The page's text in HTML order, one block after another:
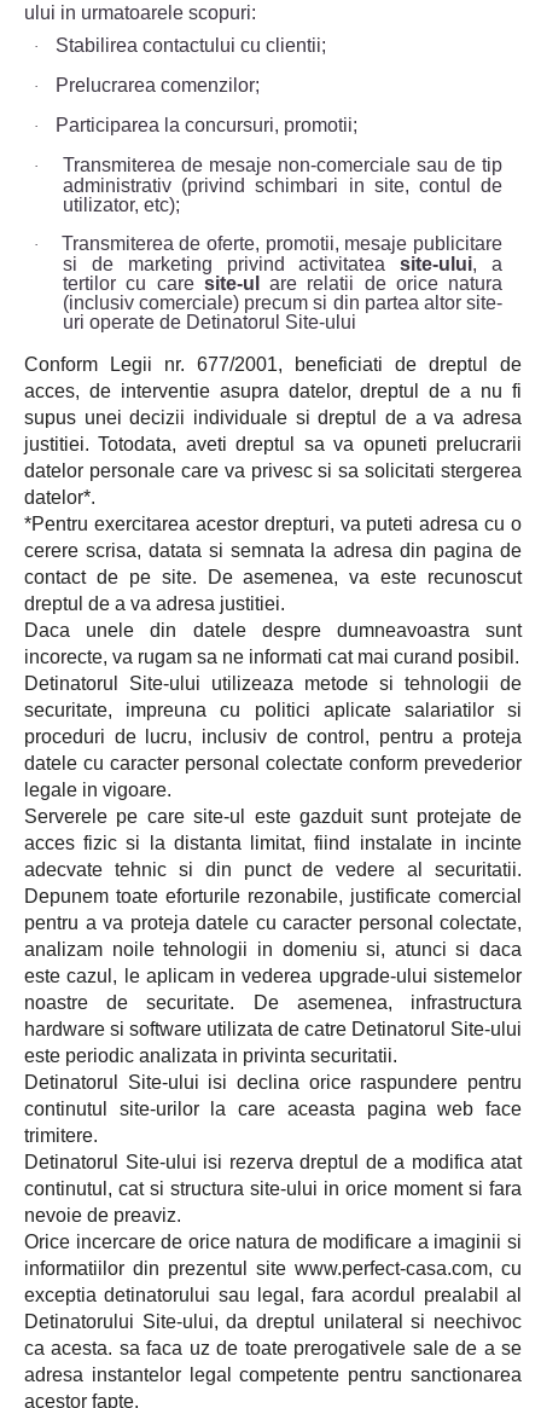
ului in urmatoarele scopuri:
· Stabilirea contactului cu clientii;
· Prelucrarea comenzilor;
· Participarea la concursuri, promotii;
·
Transmiterea de mesaje non-comerciale sau de tip
administrativ (privind schimbari in site, contul de
utilizator, etc);
·
Transmiterea de oferte, promotii, mesaje publicitare
si de marketing privind activitateasite-ului, a
tertilor cu care site-ul
are relatii de orice natura
(inclusiv comerciale) precum si din partea altor site-
uri operate de Detinatorul Site-ului
Conform Legii nr. 677/2001, beneficiati de dreptul de
acces, de interventie asupra datelor, dreptul de a nu fi
supus unei decizii individuale si dreptul de a va adresa
justitiei. Totodata, aveti dreptul sa va opuneti prelucrarii
datelor personale care va privesc si sa solicitati stergerea
datelor*.
*Pentru exercitarea acestor drepturi, va puteti adresa cu o
cerere scrisa, datata si semnata la adresa din pagina de
contact de pe site. De asemenea, va este recunoscut
dreptul de a va adresa justitiei.
Daca unele din datele despre dumneavoastra sunt
incorecte, va rugam sa ne informati cat mai curand posibil.
Detinatorul Site-ului utilizeaza metode si tehnologii de
securitate, impreuna cu politici aplicate salariatilor si
proceduri de lucru, inclusiv de control, pentru a proteja
datele cu caracter personal colectate conform prevederior
legale in vigoare.
Serverele pe care site-ul este gazduit sunt protejate de
acces fizic si la distanta limitat, fiind instalate in incinte
adecvate tehnic si din punct de vedere al securitatii.
Depunem toate eforturile rezonabile, justificate comercial
pentru a va proteja datele cu caracter personal colectate,
analizam noile tehnologii in domeniu si, atunci si daca
este cazul, le aplicam in vederea upgrade-ului sistemelor
noastre de securitate. De asemenea, infrastructura
hardware si software utilizata de catre Detinatorul Site-ului
este periodic analizata in privinta securitatii.
Detinatorul Site-ului isi declina orice raspundere pentru
continutul site-urilor la care aceasta pagina web face
trimitere.
Detinatorul Site-ului isi rezerva dreptul de a modifica atat
continutul, cat si structura site-ului in orice moment si fara
nevoie de preaviz.
Orice incercare de orice natura de modificare a imaginii si
informatiilor din prezentul site www.perfect-casa.com, cu
exceptia detinatorului sau legal, fara acordul prealabil al
Detinatorului Site-ului, da dreptul unilateral si neechivoc
ca acesta. sa faca uz de toate prerogativele sale de a se
adresa instantelor legal competente pentru sanctionarea
acestor fapte.